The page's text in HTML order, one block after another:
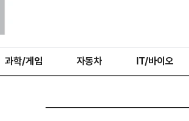
과학/게임 자동차 IT/바이오